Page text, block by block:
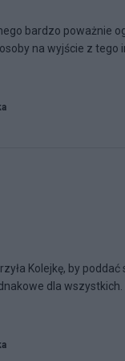
bardzo poważnie
na wyjście z
Kolejkę, by
dla